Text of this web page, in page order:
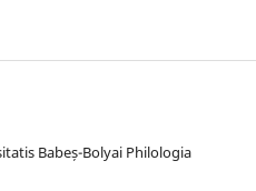
Babeș-Bolyai Philologia